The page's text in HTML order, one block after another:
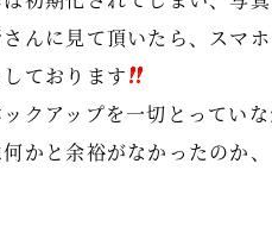
んに見て頂いたら、スマ
ております
クアップを一切とってい
かと余裕がなかったのか